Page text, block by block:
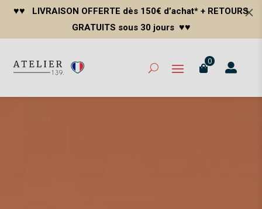
M
♥♥
LIVRAISON OFFERTE dès 150€ d’achat* + RETOURS
GRATUITS sous 30 jours ♥♥
0
 